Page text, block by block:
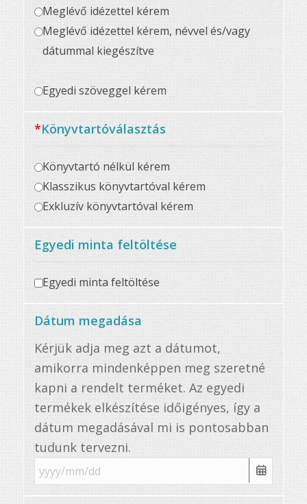
Meglévő idézettel kérem
Meglévő idézettel kérem, névvel és/vagy
dátummal kiegészítve
Egyedi szöveggel kérem
*Könyvtartóválasztás
Könyvtartó nélkül kérem
Klasszikus könyvtartóval kérem
Exkluzív könyvtartóval kérem
Egyedi minta feltöltése
Egyedi minta feltöltése
Dátum megadása
Kérjük adja meg azt a dátumot,
amikorra mindenképpen meg szeretné
kapni a rendelt terméket. Az egyedi
termékek elkészítése időigényes, így a
dátum megadásával mi is pontosabban
tudunk tervezni.